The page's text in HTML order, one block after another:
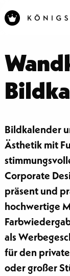
Bildkalender
Ästhetik mit
Corporate
präsent und
hochwertige
als
für den
oder großer